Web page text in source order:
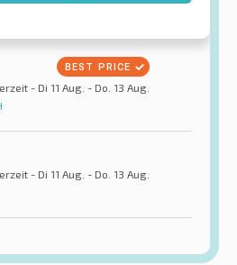
- Di 11 Aug. - Do. 13 Aug.
- Di 11 Aug. - Do. 13 Aug.